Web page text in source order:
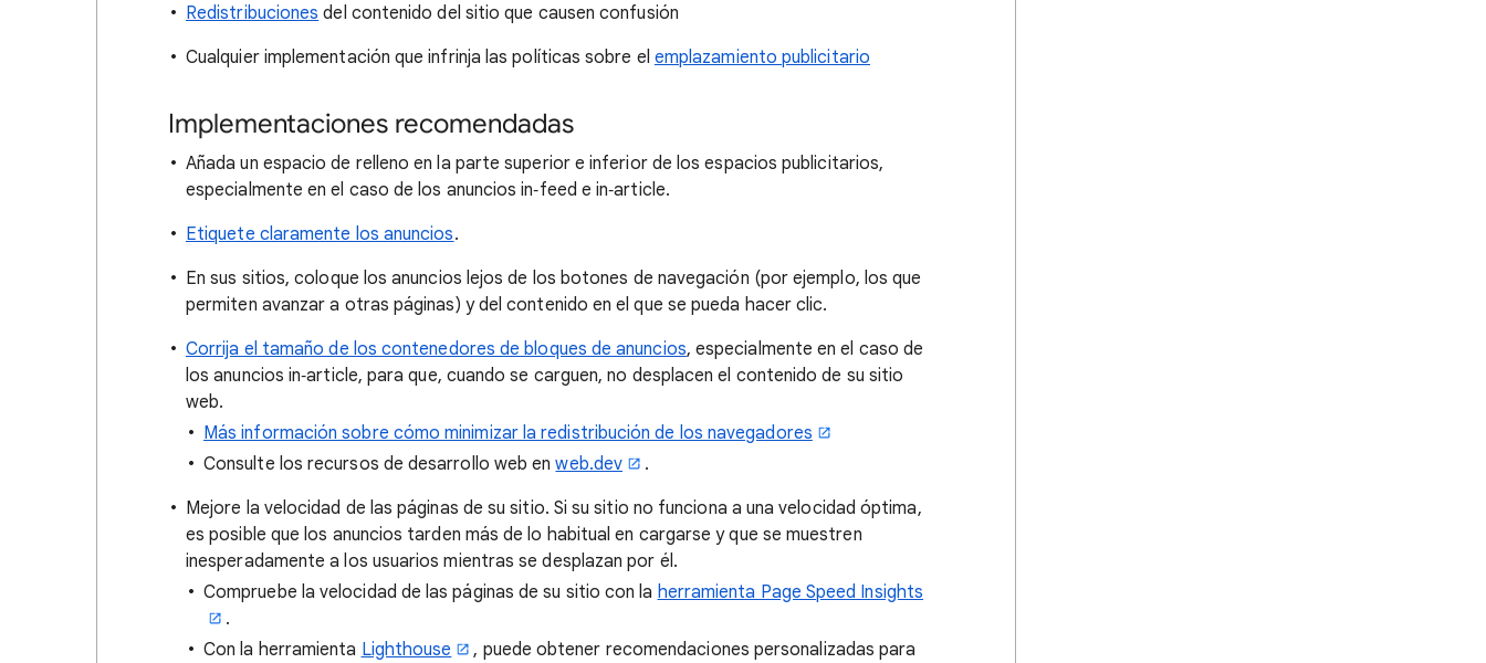
Redistribuciones del contenido del sitio que causen confusión
Cualquier implementación que infrinja las políticas sobre el emplazamiento publicitario
Implementaciones recomendadas
Añada un espacio de relleno en la parte superior e inferior de los espacios publicitarios,
especialmente en el caso de los anuncios in‑feed e in‑article.
Etiquete claramente los anuncios.
En sus sitios, coloque los anuncios lejos de los botones de navegación (por ejemplo, los que
permiten avanzar a otras páginas) y del contenido en el que se pueda hacer clic.
Corrija el tamaño de los contenedores de bloques de anuncios, especialmente en el caso de
los anuncios in‑article, para que, cuando se carguen, no desplacen el contenido de su sitio
web.
Más información sobre cómo minimizar la redistribución de los navegadores
Consulte los recursos de desarrollo web enweb.dev
.
Mejore la velocidad de las páginas de su sitio. Si su sitio no funciona a una velocidad óptima,
es posible que los anuncios tarden más de lo habitual en cargarse y que se muestren
inesperadamente a los usuarios mientras se desplazan por él.
Compruebe la velocidad de las páginas de su sitio con la herramienta Page Speed Insights
.
Con la herramienta Lighthouse
, puede obtener recomendaciones personalizadas para